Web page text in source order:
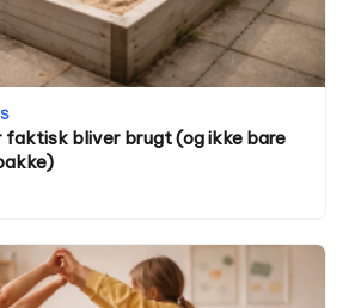
faktisk bliver brugt (og ikke bare